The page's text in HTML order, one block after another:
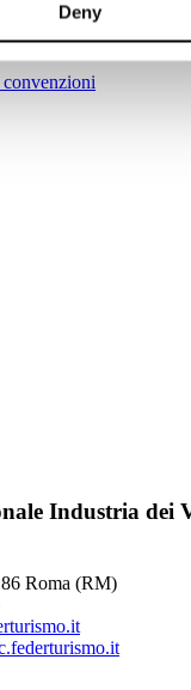
Deny
Industria dei
Roma (RM)